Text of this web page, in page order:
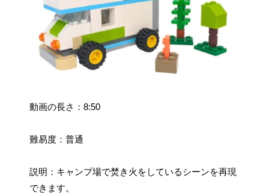
動画の長さ：8:50
難易度：普通
説明：キャンプ場で焚き火をしているシーンを再現
できます。